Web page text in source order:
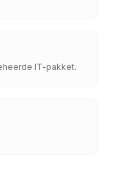
IT-pakket.